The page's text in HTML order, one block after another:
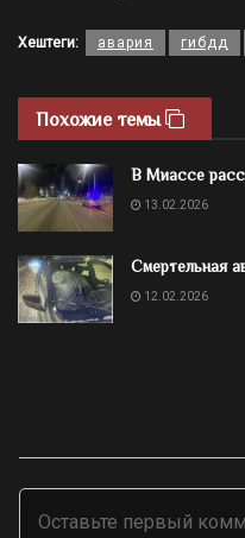
Хештеги: авария гибдд
Похожие темы
В Миассе
13.02.2026
Смертельная
12.02.2026